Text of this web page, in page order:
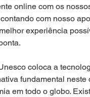
online com os
com nosso
experiência
coloca a
fundamental neste
em todo o globo.